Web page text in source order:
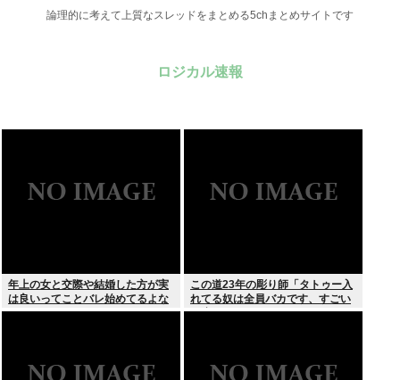
論理的に考えて上質なスレッドをまとめる5chまとめサイトです
ロジカル速報
年上の女と交際や結婚した方が実
は良いってことバレ始めてるよな
この道23年の彫り師「タトゥー入
れてる奴は全員バカです、すごい
民度低い」